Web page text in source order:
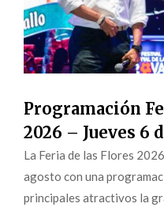
Programación
2026 – Jueves 6
La Feria de las Flores
agosto con una
principales atractivos la